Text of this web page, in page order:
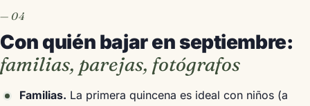
Con quién bajar en septiembre:
familias, parejas, fotógrafos
Familias. La primera quincena es ideal con niños (a